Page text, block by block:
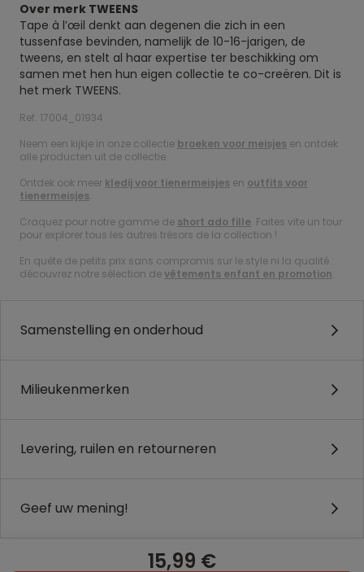
Over merk TWEENS
Tape à l’œil denkt aan degenen die zich in een
tussenfase bevinden, namelijk de 10-16-jarigen, de
tweens, en stelt al haar expertise ter beschikking om
samen met hen hun eigen collectie te co-creëren. Dit is
het merk TWEENS.
Ref. 17004_01934
Neem een kijkje in onze collectie broeken voor meisjes en ontdek
alle producten uit de collectie.
Ontdek ook meer kledij voor tienermeisjes en outfits voor
tienermeisjes.
Craquez pour notre gamme de short ado fille. Faites vite un tour
pour explorer tous les autres trésors de la collection !
En quête de petits prix sans compromis sur le style ni la qualité :
découvrez notre sélection devêtements enfant en promotion.
Samenstelling en onderhoud
Milieukenmerken
Levering, ruilen en retourneren
Geef uw mening!
15,99 €